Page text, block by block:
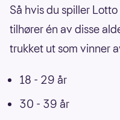
Så hvis du spiller
tilhører én av disse
trukket ut som vinner
18 - 29 år
30 - 39 år